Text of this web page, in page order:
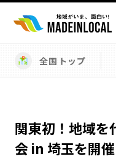
エリアから探
岩手エリア
秋田エリア
福島エリア
全国トップ
関東初！地域を
会 in 埼玉を開